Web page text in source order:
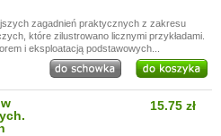
zagadnień praktycznych z zakresu
które zilustrowano licznymi przykładami.
i eksploatacją podstawowych...
15.75 zł